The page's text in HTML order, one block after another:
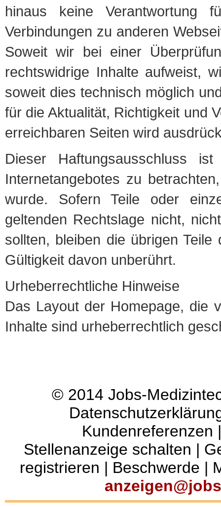
hinaus keine Verantwortung
Verbindungen zu anderen
Soweit wir bei einer
rechtswidrige Inhalte aufweist,
soweit dies technisch möglich
für die Aktualität, Richtigkeit und
erreichbaren Seiten wird
Dieser Haftungsausschluss
Internetangebotes zu
wurde. Sofern Teile oder
geltenden Rechtslage nicht,
sollten, bleiben die übrigen
Gültigkeit davon unberührt.
Urheberrechtliche Hinweise
Das Layout der Homepage, die
Inhalte sind urheberrechtlich
© 2014 Jobs-
Kundenreferenzen
Stellenanzeige schalten |
registrieren | Beschwerde |